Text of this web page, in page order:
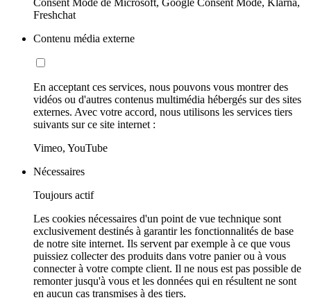
Consent Mode de Microsoft, Google Consent Mode, Klarna,
Freshchat
Contenu média externe
En acceptant ces services, nous pouvons vous montrer des
vidéos ou d'autres contenus multimédia hébergés sur des sites
externes. Avec votre accord, nous utilisons les services tiers
suivants sur ce site internet :
Vimeo, YouTube
Nécessaires
Toujours actif
Les cookies nécessaires d'un point de vue technique sont
exclusivement destinés à garantir les fonctionnalités de base
de notre site internet. Ils servent par exemple à ce que vous
puissiez collecter des produits dans votre panier ou à vous
connecter à votre compte client. Il ne nous est pas possible de
remonter jusqu'à vous et les données qui en résultent ne sont
en aucun cas transmises à des tiers.